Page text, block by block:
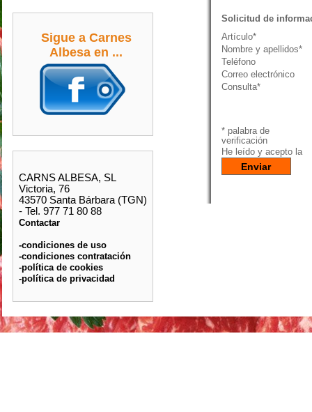
Solicitud de
Artículo*
Nombre y apellidos*
Teléfono
Correo electrónico
Consulta*
* palabra de
verificación
He leído y acepto la
Sigue a Carnes
Albesa en ...
CARNS ALBESA, SL
Victoria, 76
43570 Santa Bárbara (TGN)
- Tel. 977 71 80 88
Contactar
-condiciones de uso
-condiciones contratación
-política de cookies
-política de privacidad